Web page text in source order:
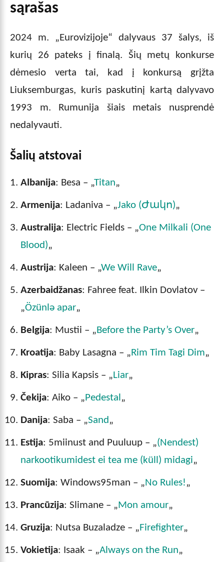
sąrašas
2024 m. „Eurovizijoje“ dalyvaus 37 šalys, iš
kurių 26 pateks į finalą. Šių metų konkurse
dėmesio verta tai, kad į konkursą grįžta
Liuksemburgas, kuris paskutinį kartą dalyvavo
1993 m. Rumunija šiais metais nusprendė
nedalyvauti.
Šalių atstovai
Albanija: Besa – „Titan„
Armenija: Ladaniva – „Jako (Ժակո)„
Australija: Electric Fields – „One Milkali (One
Blood)„
Austrija: Kaleen – „We Will Rave„
Azerbaidžanas: Fahree feat. Ilkin Dovlatov –
„Özünlə apar„
Belgija: Mustii – „Before the Party’s Over„
Kroatija: Baby Lasagna – „Rim Tim Tagi Dim„
Kipras: Silia Kapsis – „Liar„
Čekija: Aiko – „Pedestal „
Danija: Saba – „Sand „
Estija: 5miinust and Puuluup – „(Nendest)
narkootikumidest ei tea me (küll) midagi„
Suomija: Windows95man – „No Rules!„
Prancūzija: Slimane – „Mon amour„
Gruzija: Nutsa Buzaladze – „Firefighter„
Vokietija: Isaak – „Always on the Run„